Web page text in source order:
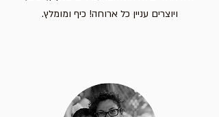
ויוצרים עניין כל ארוחה! כיף ומומלץ.